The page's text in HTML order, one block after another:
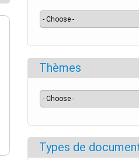
Thèmes
Types de